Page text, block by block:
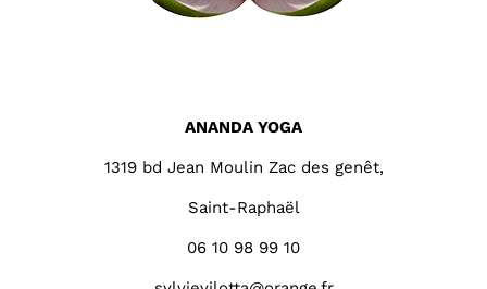
ANANDA YOGA
1319 bd Jean Moulin Zac des genêt,
Saint-Raphaël
06 10 98 99 10